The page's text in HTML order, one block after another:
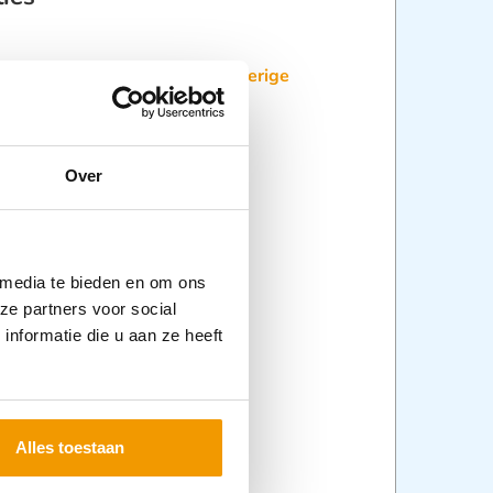
Over
te bieden en om ons
partners voor social
die u aan ze heeft
Alles toestaan
Overige
Redding en Transport